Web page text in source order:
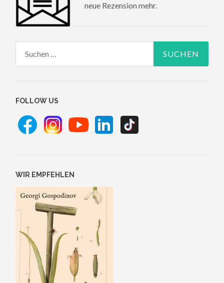
neue Rezension mehr.
FOLLOW US
WIR EMPFEHLEN